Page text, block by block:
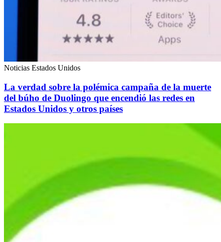
Noticias Estados Unidos
La verdad sobre la polémica campaña de la muerte
del búho de Duolingo que encendió las redes en
Estados Unidos y otros países